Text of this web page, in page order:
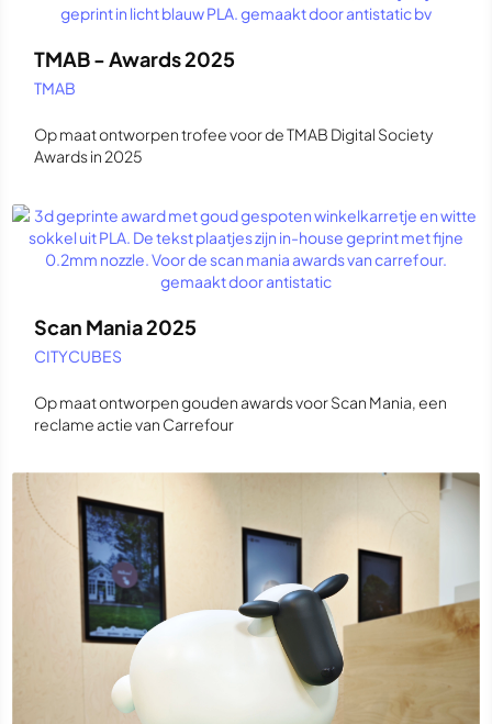
TMAB - Awards 2025
TMAB
Op maat ontworpen trofee voor de TMAB Digital Society
Awards in 2025
Scan Mania 2025
CITYCUBES
Op maat ontworpen gouden awards voor Scan Mania, een
reclame actie van Carrefour